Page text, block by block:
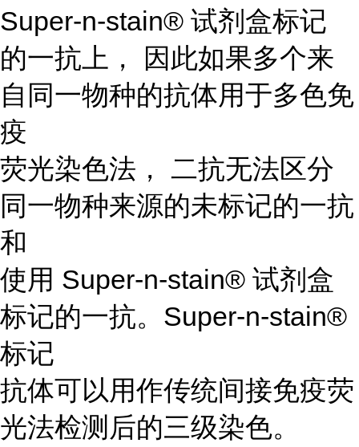
Super-n-stain® 试剂盒标记
的一抗上， 因此如果多个来
自同一物种的抗体用于多色免
疫
荧光染色法， 二抗无法区分
同一物种来源的未标记的一抗
和
使用 Super-n-stain® 试剂盒
标记的一抗。Super-n-stain®
标记
抗体可以用作传统间接免疫荧
光法检测后的三级染色。